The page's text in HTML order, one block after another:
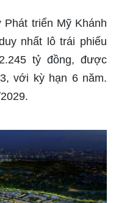
triển Mỹ Khánh
nhất lô trái phiếu
tỷ đồng, được
với kỳ hạn 6 năm.